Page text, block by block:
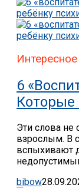
6
Которые
Эти слова не
взрослым. В
вспыхивают
bibow